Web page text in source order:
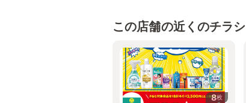
この店舗の近くのチラシ
8枚